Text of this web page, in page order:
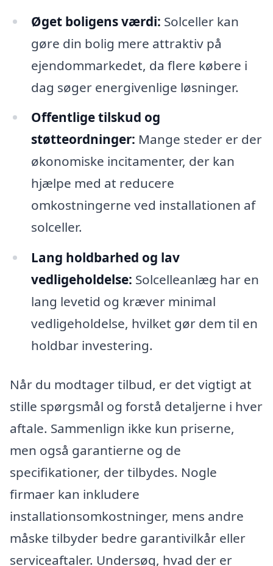
Øget boligens værdi: Solceller kan
gøre din bolig mere attraktiv på
ejendommarkedet, da flere købere i
dag søger energivenlige løsninger.
Offentlige tilskud og
støtteordninger: Mange steder er der
økonomiske incitamenter, der kan
hjælpe med at reducere
omkostningerne ved installationen af
solceller.
Lang holdbarhed og lav
vedligeholdelse: Solcelleanlæg har en
lang levetid og kræver minimal
vedligeholdelse, hvilket gør dem til en
holdbar investering.
Når du modtager tilbud, er det vigtigt at
stille spørgsmål og forstå detaljerne i hver
aftale. Sammenlign ikke kun priserne,
men også garantierne og de
specifikationer, der tilbydes. Nogle
firmaer kan inkludere
installationsomkostninger, mens andre
måske tilbyder bedre garantivilkår eller
serviceaftaler. Undersøg, hvad der er